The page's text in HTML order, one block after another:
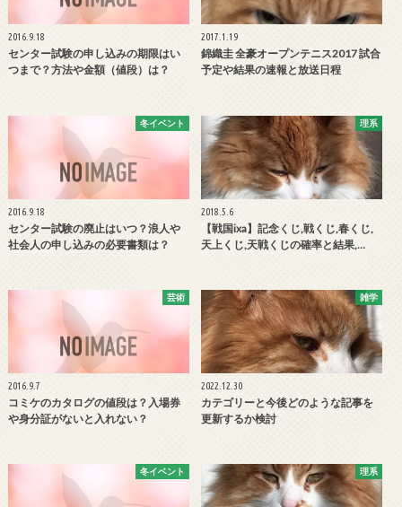
2016.9.18
センター試験の申し込みの期限はい
つまで？方法や金額（値段）は？
2017.1.19
錦織圭 全豪オープンテニス2017 試合
予定や結果の速報と放送日程
冬イベント
2016.9.18
センター試験の廃止はいつ？浪人や
社会人の申し込みの必要書類は？
理系
2018.5.6
【戦国ixa】記念くじ,戦くじ,春くじ,
天上くじ,天戦くじの確率と結果,…
芸術
2016.9.7
コミケのカタログの値段は？入場券
や身分証がないと入れない？
雑学
2022.12.30
カテゴリーと今後どのような記事を
更新するか検討
冬イベント 理系